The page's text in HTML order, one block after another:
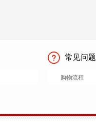
常见问题
购物流程